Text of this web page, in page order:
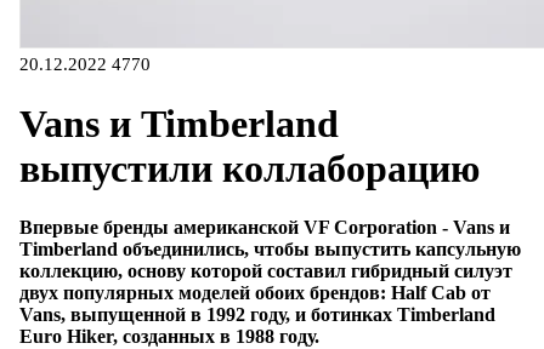
20.12.2022 4770
Vans и Timberland
выпустили коллаборацию
Впервые бренды американской VF Corporation - Vans и
Timberland объединились, чтобы выпустить капсульную
коллекцию, основу которой составил гибридный силуэт
двух популярных моделей обоих брендов: Half Cab от
Vans, выпущенной в 1992 году, и ботинках Timberland
Euro Hiker, созданных в 1988 году.